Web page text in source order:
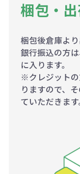
梱包・
梱包後倉庫より
銀行振込の方
に入ります。
※クレジット
りますので、
ていただきます